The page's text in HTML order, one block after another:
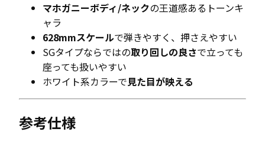
マホガニーボディ/ネックの王道感あるトーンキ
ャラ
628mmスケールで弾きやすく、押さえやすい
SGタイプならではの取り回しの良さで立っても
座っても扱いやすい
ホワイト系カラーで見た目が映える
参考仕様